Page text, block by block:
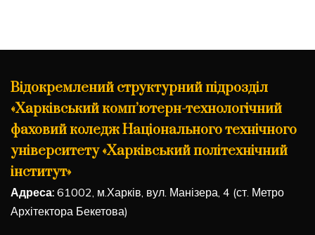
Відокремлений структурний підрозділ
«Харківський комп’ютерн-технологічний
фаховий коледж Національного технічного
університету «Харківський політехнічний
інститут»
Адреса: 61002, м.Харків, вул. Манізера, 4 (ст. Метро
Архітектора Бекетова)